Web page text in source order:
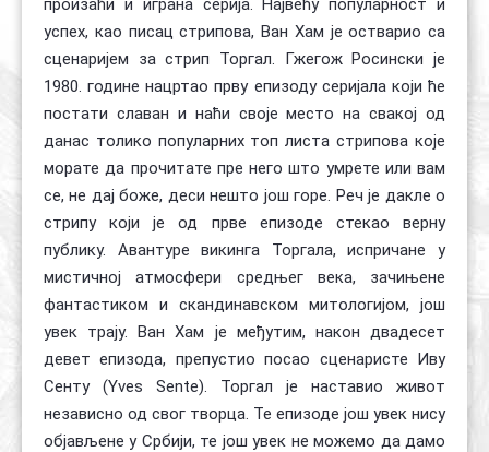
произаћи и играна серија. Највећу популарност и
успех, као писац стрипова, Ван Хам је остварио са
сценаријем за стрип Торгал. Гжегож Росински је
1980. године нацртао прву епизоду серијала који ће
постати славан и наћи своје место на свакој од
данас толико популарних топ листа стрипова које
морате да прочитате пре него што умрете или вам
се, не дај боже, деси нешто још горе. Реч је дакле о
стрипу који је од прве епизоде стекао верну
публику. Авантуре викинга Торгала, испричане у
мистичној атмосфери средњег века, зачињене
фантастиком и скандинавском митологијом, још
увек трају. Ван Хам је међутим, након двадесет
девет епизода, препустио посао сценаристе Иву
Сенту (Yves Sente). Торгал је наставио живот
независно од свог творца. Те епизоде још увек нису
објављене у Србији, те још увек не можемо да дамо